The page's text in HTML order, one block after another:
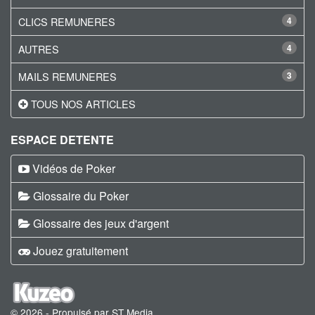
4
CLICS REMUNERES
4
AUTRES
3
MAILS REMUNERES
TOUS NOS ARTICLES
ESPACE DETENTE
Vidéos de Poker
Glossaire du Poker
Glossaire des jeux d'argent
Jouez gratuitement
© 2026 - Propulsé par ST Media